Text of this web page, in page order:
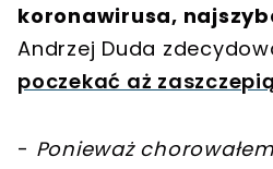
koronawirusa,
Andrzej Duda
poczekać aż
- Ponieważ